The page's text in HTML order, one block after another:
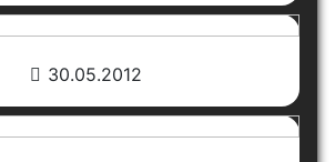
30.05.2012